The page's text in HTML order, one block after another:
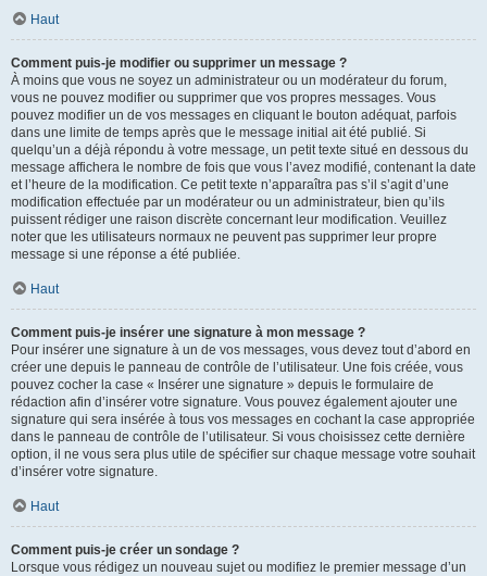
Haut
Comment puis-je modifier ou supprimer un message ?
À moins que vous ne soyez un administrateur ou un modérateur du forum,
vous ne pouvez modifier ou supprimer que vos propres messages. Vous
pouvez modifier un de vos messages en cliquant le bouton adéquat, parfois
dans une limite de temps après que le message initial ait été publié. Si
quelqu’un a déjà répondu à votre message, un petit texte situé en dessous du
message affichera le nombre de fois que vous l’avez modifié, contenant la date
et l’heure de la modification. Ce petit texte n’apparaîtra pas s’il s’agit d’une
modification effectuée par un modérateur ou un administrateur, bien qu’ils
puissent rédiger une raison discrète concernant leur modification. Veuillez
noter que les utilisateurs normaux ne peuvent pas supprimer leur propre
message si une réponse a été publiée.
Haut
Comment puis-je insérer une signature à mon message ?
Pour insérer une signature à un de vos messages, vous devez tout d’abord en
créer une depuis le panneau de contrôle de l’utilisateur. Une fois créée, vous
pouvez cocher la case « Insérer une signature » depuis le formulaire de
rédaction afin d’insérer votre signature. Vous pouvez également ajouter une
signature qui sera insérée à tous vos messages en cochant la case appropriée
dans le panneau de contrôle de l’utilisateur. Si vous choisissez cette dernière
option, il ne vous sera plus utile de spécifier sur chaque message votre souhait
d’insérer votre signature.
Haut
Comment puis-je créer un sondage ?
Lorsque vous rédigez un nouveau sujet ou modifiez le premier message d’un